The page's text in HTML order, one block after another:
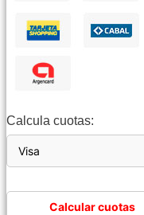
Calcula cuotas:
Calcular cuotas